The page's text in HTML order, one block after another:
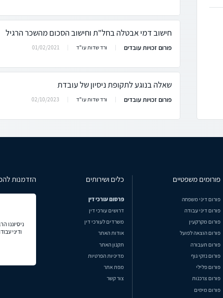
חישוב דמי אבטלה בחל"ת וחישוב הסכום מהשכר הרגיל
פורום זכויות עובדים ורד שדות עו"ד 01/02/2021
שאלה בנוגע לתקופת ניסיון של עובדת
פורום זכויות עובדים ורד שדות עו"ד 02/10/2023
פורומים משפטיים
פורום דיני משפחה
פורום דיני עבודה
פורום מקרקעין
פורום הוצאה לפועל
פורום תעבורה
פורום נזקי גוף
פורום פלילי
פורום צרכנות
פורום מיסים
כלים ושירותים
פרסום עורכי דין
דרושים עורכי דין
משרדים לעורכי דין
אודות האתר
תקנון האתר
מדיניות הפרטיות
מפת אתר
צור קשר
הזדמנות
ניסיוננו
ודיני